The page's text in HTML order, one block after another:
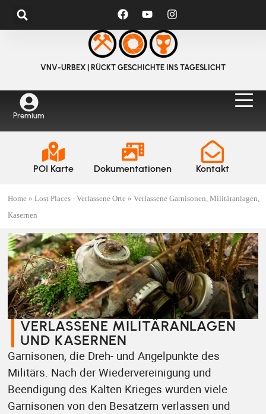
VNV-URBEX | RÜCKT GESCHICHTE INS TAGESLICHT
Premium
POI Karte Dokumentationen Kontakt
Home »Lost Places - Verlassene Orte »Verlassene Garnisonen, Militäranlagen,
Kasernen
VERLASSENE MILITÄRANLAGEN
UND KASERNEN
Garnisonen, die Dreh- und Angelpunkte des
Militärs. Nach der Wiedervereinigung und
Beendigung des Kalten Krieges wurden viele
Garnisonen von den Besatzern verlassen und